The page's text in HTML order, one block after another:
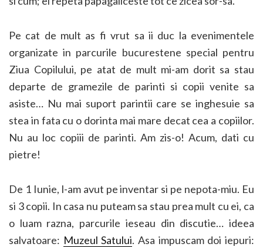
Pe cat de mult as fi vrut sa ii duc la evenimentele
organizate in parcurile bucurestene special pentru
Ziua Copilului, pe atat de mult mi-am dorit sa stau
departe de gramezile de parinti si copii venite sa
asiste… Nu mai suport parintii care se inghesuie sa
stea in fata cu o dorinta mai mare decat cea a copiilor.
Nu au loc copiii de parinti. Am zis-o! Acum, dati cu
pietre!
De 1 Iunie, l-am avut pe inventar si pe nepota-miu. Eu
si 3 copii. In casa nu puteam sa stau prea mult cu ei, ca
o luam razna, parcurile ieseau din discutie… ideea
salvatoare: Muzeul Satului. Asa impuscam doi iepuri: